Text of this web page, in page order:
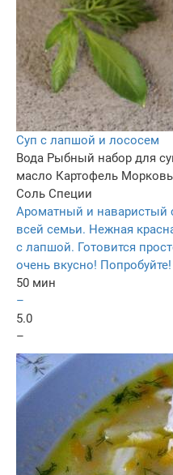
Суп с лапшой и лососем
Вода Рыбный набор для
масло Картофель Морковь
Соль Специи
Ароматный и наваристый
всей семьи. Нежная
с лапшой. Готовится
очень вкусно! Попробуйте!
50 мин
–
5.0
–